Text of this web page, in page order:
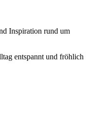
Inspiration rund um
entspannt und fröhlich